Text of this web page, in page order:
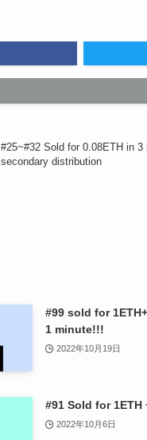
#25~#32 Sold for 0.08ETH in
secondary distribution
#99 sold for
1 minute!!!
2022年10月19日
#91 Sold for 1ETH
2022年10月6日